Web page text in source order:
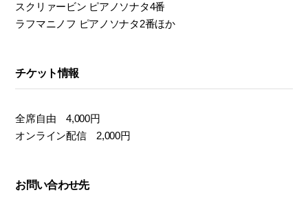
サ
ロ
スクリァービン ピアノソナタ4番
ラフマニノフ ピアノソナタ2番ほか
チケット情報
全席自由 4,000円
オンライン配信 2,000円
お問い合わせ先